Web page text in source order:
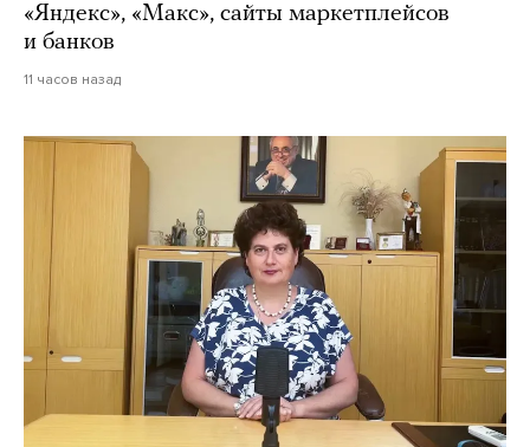
«Яндекс», «Макс», сайты маркетплейсов
и банков
11 часов назад